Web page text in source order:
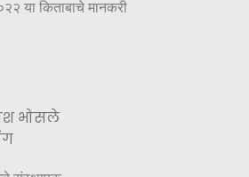
या किताबाचे मानकरी
भोसले